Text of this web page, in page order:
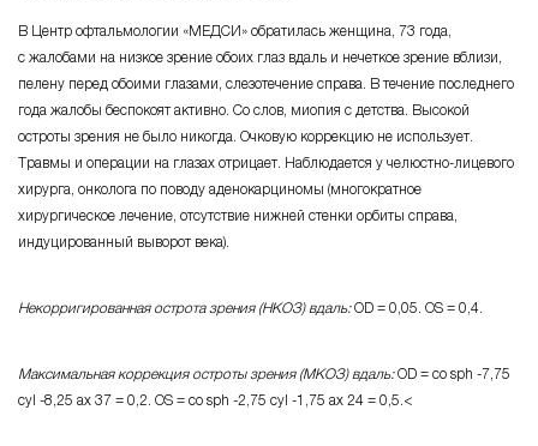
В Центр офтальмологии «МЕДСИ» обратилась женщина, 73 года,
с жалобами на низкое зрение обоих глаз вдаль и нечеткое зрение вблизи,
пелену перед обоими глазами, слезотечение справа. В течение последнего
года жалобы беспокоят активно. Со слов, миопия с детства. Высокой
остроты зрения не было никогда. Очковую коррекцию не использует.
Травмы и операции на глазах отрицает. Наблюдается у челюстно-лицевого
хирурга, онколога по поводу аденокарциномы (многократное
хирургическое лечение, отсутствие нижней стенки орбиты справа,
индуцированный выворот века).
Некорригированная острота зрения (НКОЗ) вдаль:OD = 0,05. OS = 0,4.
Максимальная коррекция остроты зрения (МКОЗ) вдаль:OD = cо sph -7,75
cyl -8,25 ax 37 = 0,2. OS = co sph -2,75 cyl -1,75 ax 24 = 0,5.<